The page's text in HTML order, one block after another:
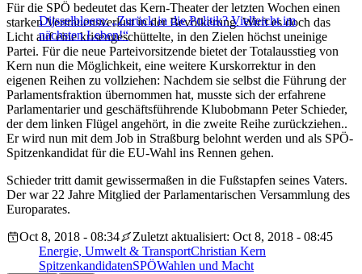
Dijsselbloem: „Zurück in die Politik? Vielleicht im
nächsten Leben!“
Für die SPÖ bedeutet das Kern-Theater der letzten Wochen einen
starken Vertrauensverlust in der Bevölkerung. Wirft es doch das
Licht auf eine krisengeschüttelte, in den Zielen höchst uneinige
Partei. Für die neue Parteivorsitzende bietet der Totalausstieg von
Kern nun die Möglichkeit, eine weitere Kurskorrektur in den
eigenen Reihen zu vollziehen: Nachdem sie selbst die Führung der
Parlamentsfraktion übernommen hat, musste sich der erfahrene
Parlamentarier und geschäftsführende Klubobmann Peter Schieder,
der dem linken Flügel angehört, in die zweite Reihe zurückziehen..
Er wird nun mit dem Job in Straßburg belohnt werden und als SPÖ-
Spitzenkandidat für die EU-Wahl ins Rennen gehen.
Schieder tritt damit gewissermaßen in die Fußstapfen seines Vaters.
Der war 22 Jahre Mitglied der Parlamentarischen Versammlung des
Europarates.
Oct 8, 2018 - 08:34
Zuletzt aktualisiert: Oct 8, 2018 - 08:45
Energie, Umwelt & TransportChristian Kern
SpitzenkandidatenSPÖWahlen und Macht